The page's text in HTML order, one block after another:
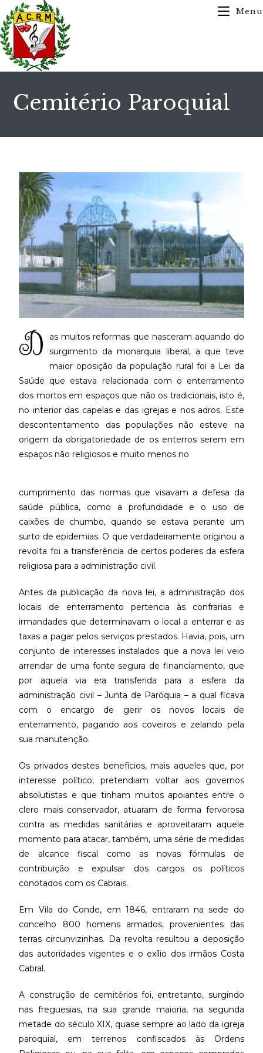
Menu
Cemitério Paroquial
D
as muitos reformas que nasceram aquando do
surgimento da monarquia liberal, a que teve
maior oposição da população rural foi a Lei da
Saúde que estava relacionada com o enterramento
dos mortos em espaços que não os tradicionais, isto é,
no interior das capelas e das igrejas e nos adros. Este
descontentamento das populações não esteve na
origem da obrigatoriedade de os enterros serem em
espaços não religiosos e muito menos no
cumprimento das normas que visavam a defesa da
saúde pública, como a profundidade e o uso de
caixões de chumbo, quando se estava perante um
surto de epidemias. O que verdadeiramente originou a
revolta foi a transferência de certos poderes da esfera
religiosa para a administração civil.
Antes da publicação da nova lei, a administração dos
locais de enterramento pertencia às confrarias e
irmandades que determinavam o local a enterrar e as
taxas a pagar pelos serviços prestados. Havia, pois, um
conjunto de interesses instalados que a nova lei veio
arrendar de uma fonte segura de financiamento, que
por aquela via era transferida para a esfera da
administração civil – Junta de Paróquia – a qual ficava
com o encargo de gerir os novos locais de
enterramento, pagando aos coveiros e zelando pela
sua manutenção.
Os privados destes benefícios, mais aqueles que, por
interesse político, pretendiam voltar aos governos
absolutistas e que tinham muitos apoiantes entre o
clero mais conservador, atuaram de forma fervorosa
contra as medidas sanitárias e aproveitaram aquele
momento para atacar, também, uma série de medidas
de alcance fiscal como as novas fórmulas de
contribuição e expulsar dos cargos os políticos
conotados com os Cabrais.
Em Vila do Conde, em 1846, entraram na sede do
concelho 800 homens armados, provenientes das
terras circunvizinhas. Da revolta resultou a deposição
das autoridades vigentes e o exílio dos irmãos Costa
Cabral.
A construção de cemitérios foi, entretanto, surgindo
nas freguesias, na sua grande maioria, na segunda
metade do século XIX, quase sempre ao lado da igreja
paroquial, em terrenos confiscados às Ordens